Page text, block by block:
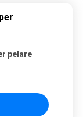
pelare